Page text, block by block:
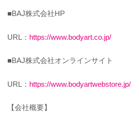
■BAJ株式会社HP
URL： https://www.bodyart.co.jp/
■BAJ株式会社オンラインサイト
URL： https://www.bodyartwebstore.jp/
【会社概要】